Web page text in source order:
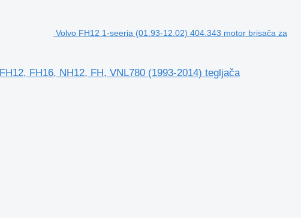
Volvo FH12 1-seeria (01.93-12.02) 404.343 motor brisača za
FH16, NH12, FH, VNL780 (1993-2014) tegljača